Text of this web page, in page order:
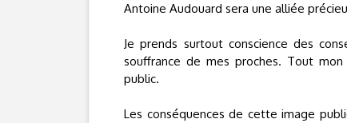
Antoine Audouard sera une alliée
Je prends surtout conscience des
souffrance de mes proches. Tout
public.
Les conséquences de cette image